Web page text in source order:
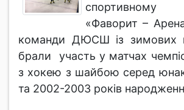
спортивному
«Фаворит –
команди ДЮСШ із зимових
брали участь у матчах
з хокею з шайбою серед
та 2002-2003 років